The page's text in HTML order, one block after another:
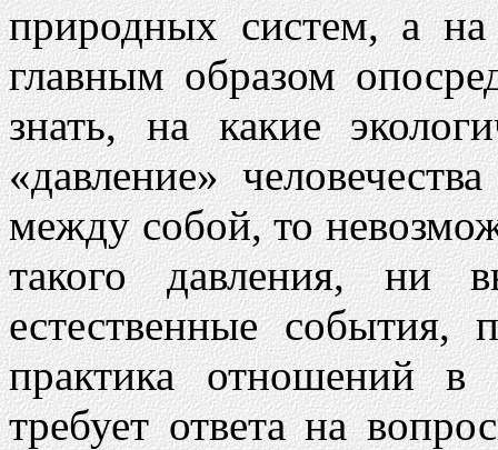
природных систем, а
главным образом
знать, на какие
«давление»
между собой, то
такого давления, ни
естественные
практика отношений
требует ответа на